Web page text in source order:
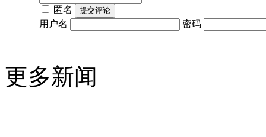
匿名
用户名
密码
更多新闻